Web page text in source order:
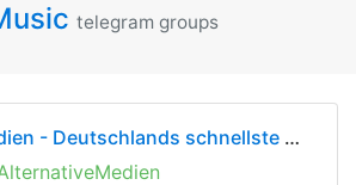
telegram groups
Alternative Medien - Deutschlands schnellste Nachrichten sind investigativ, fair und unzensiert